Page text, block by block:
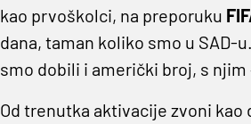
kao prvoškolci, na preporuku
dana, taman koliko smo u
smo dobili i američki broj, s njim
Od trenutka aktivacije zvoni